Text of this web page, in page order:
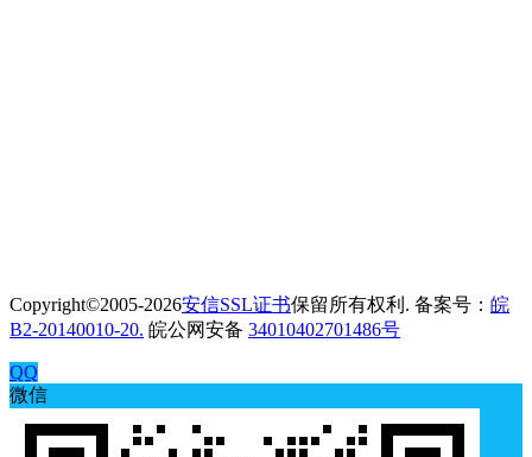
Copyright©2005-2026安信SSL证书保留所有权利. 备案号： 皖
B2-20140010-20. 皖公网安备 34010402701486号
QQ
微信